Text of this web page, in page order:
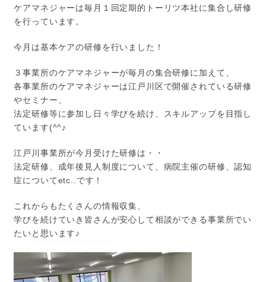
ケアマネジャーは毎月１回定期的トーリツ本社に集合し研修
を行っています。
今月は基本ケアの研修を行いました！
３事業所のケアマネジャーが毎月の集合研修に加えて、
各事業所のケアマネジャーは江戸川区で開催されている研修
やセミナー、
法定研修等に参加し日々学びを続け、スキルアップを目指し
ています(^^♪
江戸川事業所が今月受けた研修は・・
法定研修、成年後見人制度について、病院主催の研修、認知
症についてetc..です！
これからもたくさんの情報収集、
学びを続けていき皆さんが安心して相談ができる事業所でい
たいと思います♪